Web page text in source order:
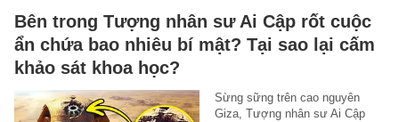
Bên trong Tượng nhân sư Ai Cập rốt cuộc
ẩn chứa bao nhiêu bí mật? Tại sao lại cấm
khảo sát khoa học?
Sừng sững trên cao nguyên
Giza, Tượng nhân sư Ai Cập